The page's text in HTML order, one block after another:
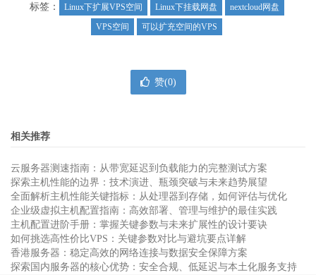
标签： Linux下扩展VPS空间 Linux下挂载网盘
nextcloud网盘
VPS空间
可以扩充空间的VPS
赞(0)
相关推荐
云服务器测速指南：从带宽延迟到负载能力的完整测试方案
探索主机性能的边界：技术演进、瓶颈突破与未来趋势展望
全面解析主机性能关键指标：从处理器到存储，如何评估与优化
企业级虚拟主机配置指南：高效部署、管理与维护的最佳实践
主机配置进阶手册：掌握关键参数与未来扩展性的设计要诀
如何挑选高性价比VPS：关键参数对比与避坑要点详解
香港服务器：稳定高效的网络连接与数据安全保障方案
探索国内服务器的核心优势：安全合规、低延迟与本土化服务支持